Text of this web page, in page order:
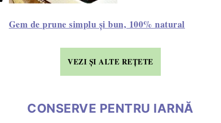
Gem de prune simplu și bun, 100% natural
VEZI ȘI ALTE REȚETE
CONSERVE PENTRU IARNĂ